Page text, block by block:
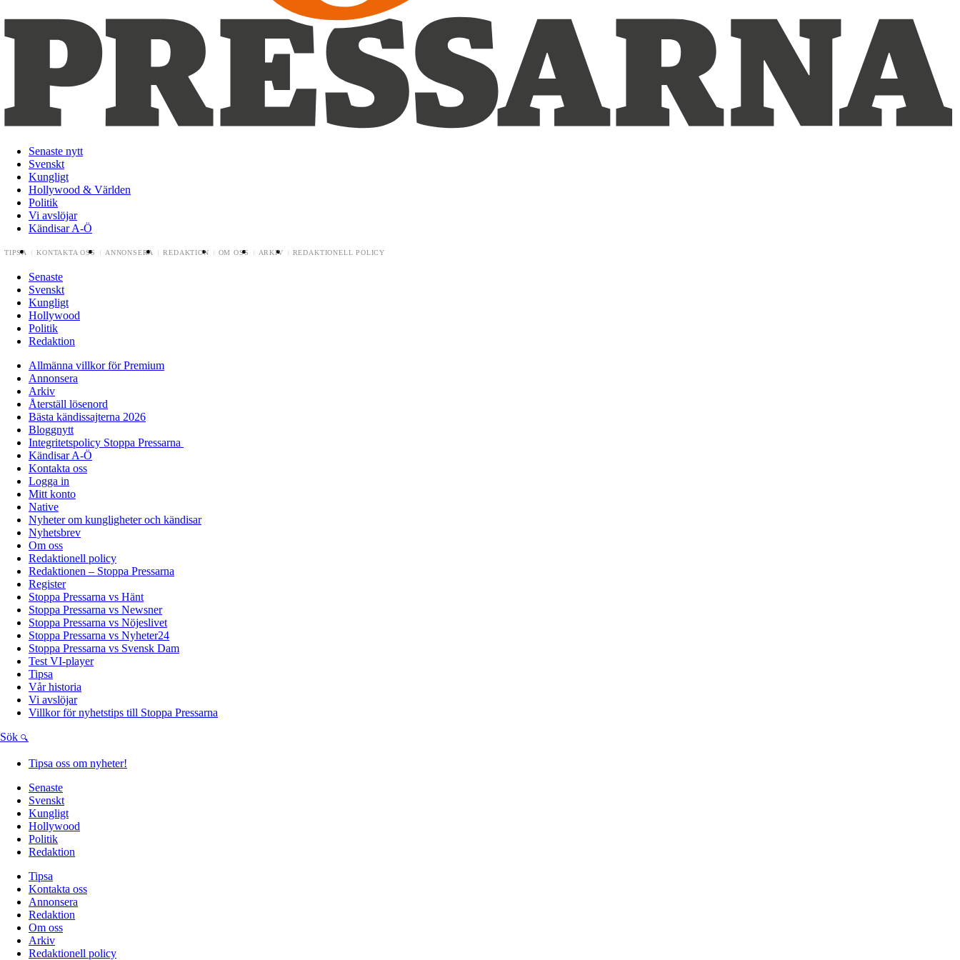
Senaste nytt
Svenskt
Kungligt
Hollywood & Världen
Politik
Vi avslöjar
Kändisar A-Ö
TIPSA KONTAKTA OSS ANNONSERA REDAKTION OM OSS ARKIV REDAKTIONELL POLICY
Senaste
Svenskt
Kungligt
Hollywood
Politik
Redaktion
Allmänna villkor för Premium
Annonsera
Arkiv
Återställ lösenord
Bästa kändissajterna 2026
Bloggnytt
Integritetspolicy Stoppa Pressarna
Kändisar A-Ö
Kontakta oss
Logga in
Mitt konto
Native
Nyheter om kungligheter och kändisar
Nyhetsbrev
Om oss
Redaktionell policy
Redaktionen – Stoppa Pressarna
Register
Stoppa Pressarna vs Hänt
Stoppa Pressarna vs Newsner
Stoppa Pressarna vs Nöjeslivet
Stoppa Pressarna vs Nyheter24
Stoppa Pressarna vs Svensk Dam
Test VI-player
Tipsa
Vår historia
Vi avslöjar
Villkor för nyhetstips till Stoppa Pressarna
Sök
Tipsa oss om nyheter!
Senaste
Svenskt
Kungligt
Hollywood
Politik
Redaktion
Tipsa
Kontakta oss
Annonsera
Redaktion
Om oss
Arkiv
Redaktionell policy